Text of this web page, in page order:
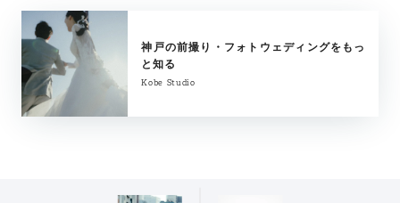
神戸の前撮り・フォトウェディングをもっ
と知る
Kobe Studio